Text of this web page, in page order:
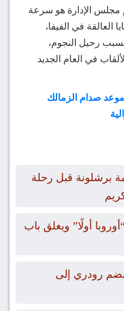
مجلس الإدارة هو سرعة
العالقة في الفيفا،
رحيل النجوم،
في العام الجديد
صدام الزمالك
من قائمة برشلونة قبل رحلة
أولًا” ويغلق باب
رودري إلى